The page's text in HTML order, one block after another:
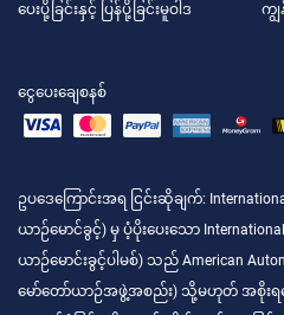
ပေးပို့ခြင်းနှင့် ပြန်ပို့ခြင်းမူဝါဒ က
ငွေပေးချေစနစ်
ဥပဒေကြောင်းအရ ငြင်းဆိုချက်:
ယာဉ်မောင်ခွင့်) မှ ပံ့ပိုးပေးသော
ယာဉ်မောင်းခွင့်ပါမစ်) သည် American
မော်တော်ယာဉ်အဖွဲ့အစည်း) သို့မဟုတ် အစိုးရအ